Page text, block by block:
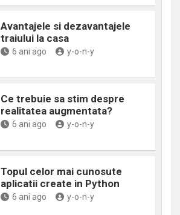
Avantajele si dezavantajele
traiului la casa
6 ani ago y-o-n-y
Ce trebuie sa stim despre
realitatea augmentata?
6 ani ago y-o-n-y
Topul celor mai cunosute
aplicatii create in Python
6 ani ago y-o-n-y